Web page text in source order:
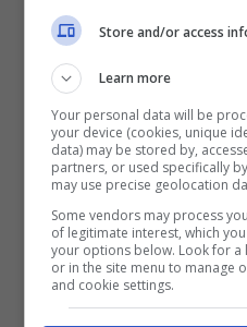
dovranno aggiornarla
recente.
Ma perché WhatsApp
ad abbandonare le
risposta a questa
della crittografia end-
circa in un anno.
Facebook desidera
Store and/or access
Learn more
Your personal data will be
your device (cookies, unique
data) may be stored by,
partners, or used specifically
may use precise geolocation
Some vendors may process
of legitimate interest, which
your options below. Look for
or in the site menu to manage
and cookie settings.